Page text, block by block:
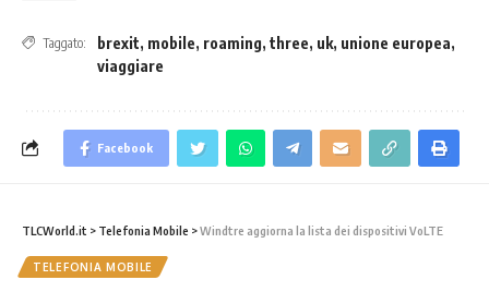
Taggato: brexit, mobile, roaming, three, uk, unione europea,
viaggiare
Facebook
TLCWorld.it > Telefonia Mobile >Windtre aggiorna la lista dei dispositivi VoLTE
TELEFONIA MOBILE